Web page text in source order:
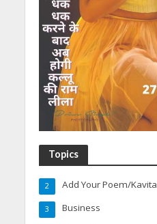
Topics
Add Your Poem/Kavita
2
Business
3